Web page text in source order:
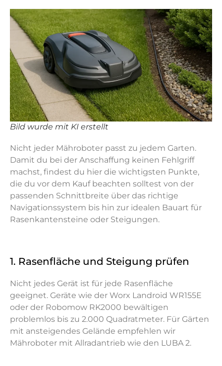
Bild wurde mit KI erstellt
Nicht jeder Mähroboter passt zu jedem Garten.
Damit du bei der Anschaffung keinen Fehlgriff
machst, findest du hier die wichtigsten Punkte,
die du vor dem Kauf beachten solltest von der
passenden Schnittbreite über das richtige
Navigationssystem bis hin zur idealen Bauart für
Rasenkantensteine oder Steigungen.
1. Rasenfläche und Steigung prüfen
Nicht jedes Gerät ist für jede Rasenfläche
geeignet. Geräte wie der Worx Landroid WR155E
oder der Robomow RK2000 bewältigen
problemlos bis zu 2.000 Quadratmeter. Für Gärten
mit ansteigendes Gelände empfehlen wir
Mähroboter mit Allradantrieb wie den LUBA 2.